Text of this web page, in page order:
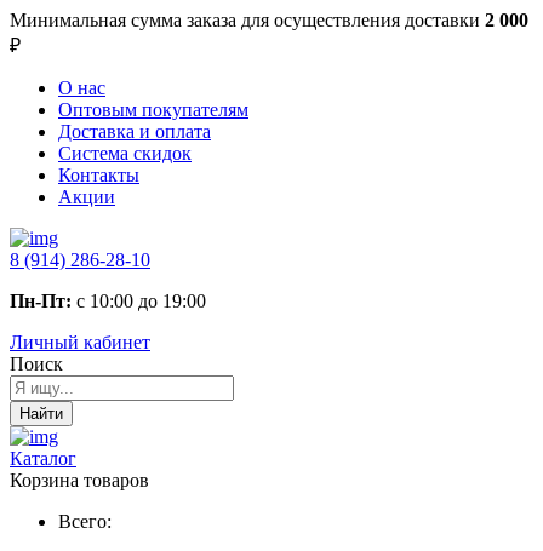
Минимальная сумма заказа для осуществления доставки 2 000
₽
О нас
Оптовым покупателям
Доставка и оплата
Система скидок
Контакты
Акции
8 (914) 286-28-10
Пн-Пт: с 10:00 до 19:00
Личный кабинет
Поиск
Найти
Каталог
Корзина товаров
Всего: